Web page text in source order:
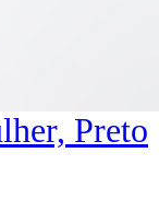
Preto